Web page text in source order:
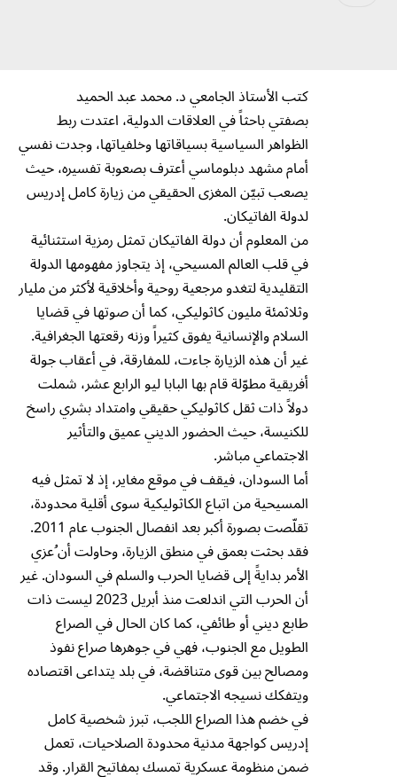
كتب الأستاذ الجامعي د. محمد عبد الحميد
بصفتي باحثاً في العلاقات الدولية، اعتدت ربط
الظواهر السياسية بسياقاتها وخلفياتها، وجدت نفسي
أمام مشهد دبلوماسي أعترف بصعوبة تفسيره، حيث
يصعب تبيّن المغزى الحقيقي من زيارة كامل إدريس
لدولة الفاتيكان.
من المعلوم أن دولة الفاتيكان تمثل رمزية استثنائية
في قلب العالم المسيحي، إذ يتجاوز مفهومها الدولة
التقليدية لتغدو مرجعية روحية وأخلاقية لأكثر من مليار
وثلاثمئة مليون كاثوليكي، كما أن صوتها في قضايا
السلام والإنسانية يفوق كثيراً وزنه رقعتها الجغرافية.
غير أن هذه الزيارة جاءت، للمفارقة، في أعقاب جولة
أفريقية مطوّلة قام بها البابا ليو الرابع عشر، شملت
دولاً ذات ثقل كاثوليكي حقيقي وامتداد بشري راسخ
للكنيسة، حيث الحضور الديني عميق والتأثير
الاجتماعي مباشر.
أما السودان، فيقف في موقع مغاير، إذ لا تمثل فيه
المسيحية من اتباع الكاثوليكية سوى أقلية محدودة،
تقلّصت بصورة أكبر بعد انفصال الجنوب عام 2011.
فقد بحثت بعمق في منطق الزيارة، وحاولت أن ُعزي
الأمر بدايةً إلى قضايا الحرب والسلم في السودان. غير
أن الحرب التي اندلعت منذ أبريل 2023 ليست ذات
طابع ديني أو طائفي، كما كان الحال في الصراع
الطويل مع الجنوب، فهي في جوهرها صراع نفوذ
ومصالح بين قوى متناقضة، في بلد يتداعى اقتصاده
ويتفكك نسيجه الاجتماعي.
في خضم هذا الصراع اللجب، تبرز شخصية كامل
إدريس كواجهة مدنية محدودة الصلاحيات، تعمل
ضمن منظومة عسكرية تمسك بمفاتيح القرار. وقد